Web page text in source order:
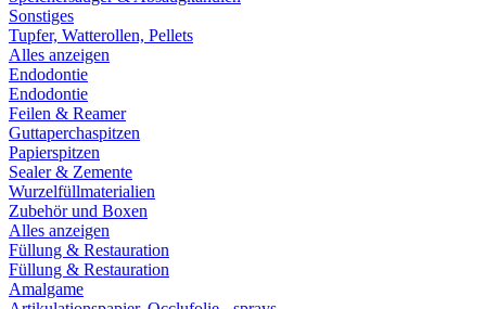
Sonstiges
Tupfer, Watterollen, Pellets
Alles anzeigen
Endodontie
Endodontie
Feilen & Reamer
Guttaperchaspitzen
Papierspitzen
Sealer & Zemente
Wurzelfüllmaterialien
Zubehör und Boxen
Alles anzeigen
Füllung & Restauration
Füllung & Restauration
Amalgame